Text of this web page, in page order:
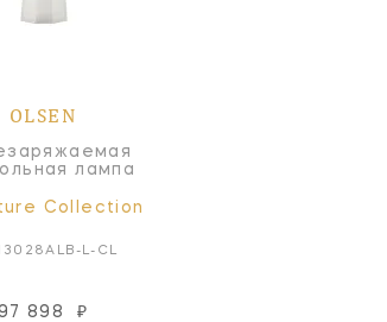
OLSEN
лампа
Collection
L-CL
898 ₽